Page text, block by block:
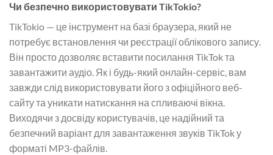
Чи безпечно використовувати TikTokio?
TikTokio — це інструмент на базі браузера, який не
потребує встановлення чи реєстрації облікового запису.
Він просто дозволяє вставити посилання TikTok та
завантажити аудіо. Як і будь-який онлайн-сервіс, вам
завжди слід використовувати його з офіційного веб-
сайту та уникати натискання на спливаючі вікна.
Виходячи з досвіду користувачів, це надійний та
безпечний варіант для завантаження звуків TikTok у
форматі MP3-файлів.